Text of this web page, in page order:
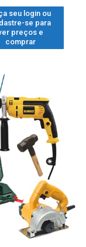
seu login ou
se para
preços e
comprar